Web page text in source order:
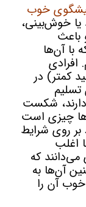
خوب
یا خوش‌بینی،
با آن‌ها
افرادی
کمتر) در
دارند، شکست
چیزی است
بر روی شرایط
اغلب
که
آن‌ها به
خوب آن را